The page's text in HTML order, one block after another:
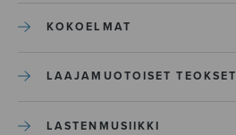
KOKOELMAT
LAAJAMUOTOISET TEOKSET
LASTENMUSIIKKI